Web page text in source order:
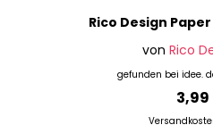
von Rico
gefunden bei idee.